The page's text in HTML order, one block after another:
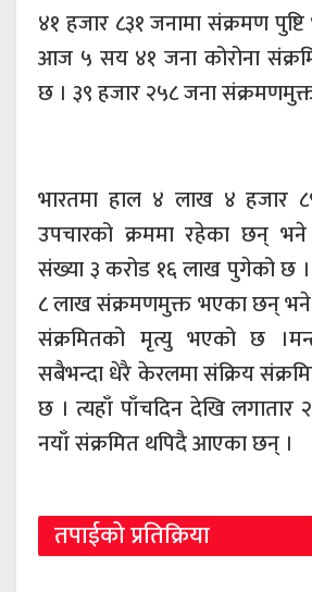
४१ हजार ८३१ जनामा संक्रमण
आज ५ सय ४१ जना कोरोना
छ । ३९ हजार २५८ जना
भारतमा हाल ४ लाख ४ हजार
उपचारको क्रममा रहेका छन्
संख्या ३ करोड १६ लाख पुगेको छ
८ लाख संक्रमणमुक्त भएका छन्
संक्रमितको मृत्यु भएको छ
सबैभन्दा धेरै केरलमा संक्रिय
छ । त्यहाँ पाँचदिन देखि लगातार
नयाँ संक्रमित थपिदै आएका छन् ।
तपाईको प्रतिक्रिया